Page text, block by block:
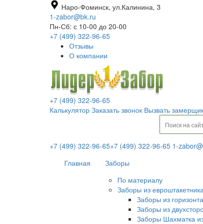
Наро-Фоминск, ул.Калинина, 3
1-zabor@bk.ru
Пн-Сб: с 10-00 до 20-00
+7 (499) 322-96-65
Отзывы
О компании
+7 (499) 322-96-65
Калькулятор Заказать звонок Вызвать
+7 (499) 322-96-65
Главная
Заборы
По материалу
Заборы из
Заборы из
Заборы из
Заборы Шахматка
+7 (499) 322-96-65 1-